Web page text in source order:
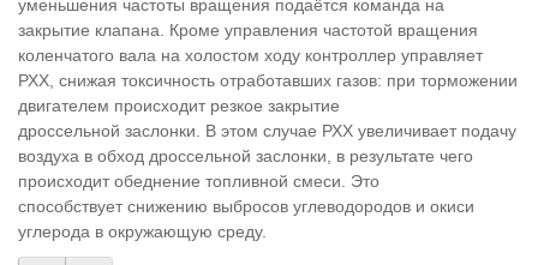
уменьшения частоты вращения подаётся команда на
закрытие клапана. Кроме управления частотой вращения
коленчатого вала на холостом ходу контроллер управляет
РХХ, снижая токсичность отработавших газов: при торможении
двигателем происходит резкое закрытие
дроссельной заслонки. В этом случае РХХ увеличивает подачу
воздуха в обход дроссельной заслонки, в результате чего
происходит обеднение топливной смеси. Это
способствует снижению выбросов углеводородов и окиси
углерода в окружающую среду.